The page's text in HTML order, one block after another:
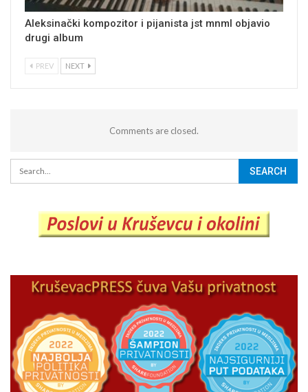
Aleksinački kompozitor i pijanista jst mnml objavio
drugi album
PREV NEXT
Comments are closed.